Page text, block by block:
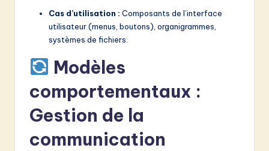
Cas d’utilisation : Composants de l’interface
utilisateur (menus, boutons), organigrammes,
systèmes de fichiers.
Modèles
comportementaux :
Gestion de la
communication